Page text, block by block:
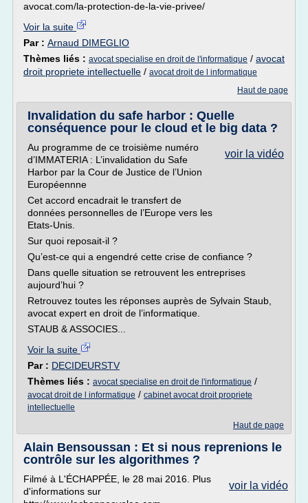
avocat.com/la-protection-de-la-vie-privee/
Voir la suite
Par : Arnaud DIMEGLIO
Thèmes liés : avocat specialise en droit de l'informatique / avocat
droit propriete intellectuelle / avocat droit de l informatique
Haut de page
Invalidation du safe harbor : Quelle
conséquence pour le cloud et le big data ?
voir la vidéo
Au programme de ce troisième numéro
d’IMMATERIA : L’invalidation du Safe
Harbor par la Cour de Justice de l’Union
Européennne
Cet accord encadrait le transfert de
données personnelles de l’Europe vers les
Etats-Unis.
Sur quoi reposait-il ?
Qu’est-ce qui a engendré cette crise de confiance ?
Dans quelle situation se retrouvent les entreprises
aujourd’hui ?
Retrouvez toutes les réponses auprès de Sylvain Staub,
avocat expert en droit de l’informatique.
STAUB & ASSOCIES...
Voir la suite
Par : DECIDEURSTV
Thèmes liés : avocat specialise en droit de l'informatique /
avocat droit de l informatique / cabinet avocat droit propriete
intellectuelle
Haut de page
Alain Bensoussan : Et si nous reprenions le
contrôle sur les algorithmes ?
voir la vidéo
Filmé à L'ÉCHAPPÉE, le 28 mai 2016. Plus
d'informations sur